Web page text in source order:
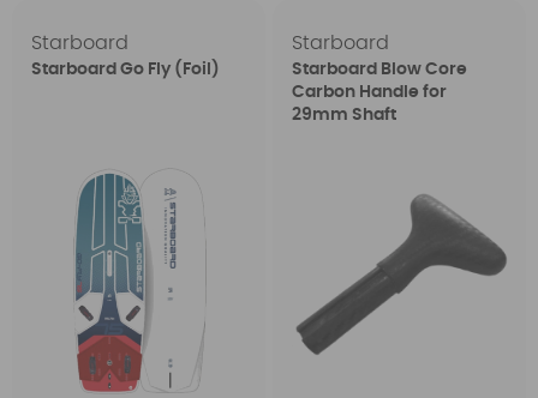
Starboard
Starboard Go Fly (Foil)
Starboard
Starboard Blow Core
Carbon Handle for
29mm Shaft